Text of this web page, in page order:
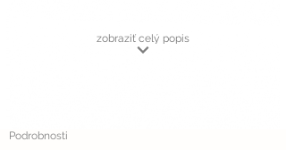
zobraziť celý popis
Podrobnosti